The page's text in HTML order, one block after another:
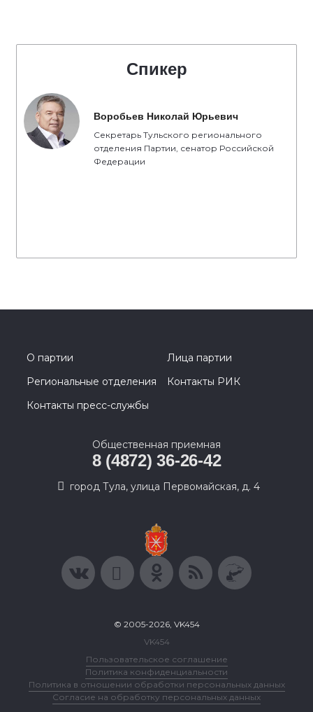
Спикер
Воробьев Николай Юрьевич
Секретарь Тульского регионального
отделения Партии, сенатор Российской
Федерации
О партии
Лица партии
Региональные отделения
Контакты РИК
Контакты пресс-службы
Общественная приемная
8 (4872) 36-26-42
город Тула, улица Первомайская, д. 4
© 2005-2026, VK454
VK454
Пользовательское соглашение
Политика конфиденциальности
Политика в отношении обработки персональных данных
Согласие на обработку персональных данных